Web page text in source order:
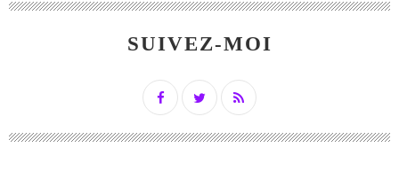
SUIVEZ-MOI